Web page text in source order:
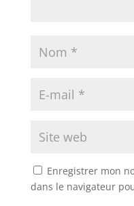
Enregistrer mon
dans le navigateur